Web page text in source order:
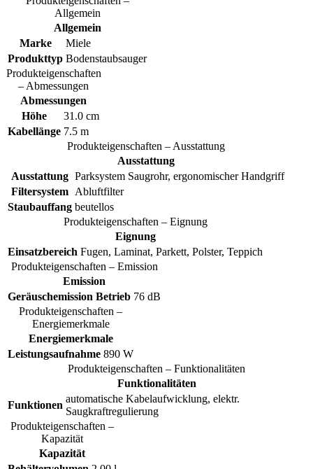
Allgemein
Allgemein
Marke
Miele
Produkttyp Bodenstaubsauger
Produkteigenschaften
– Abmessungen
Abmessungen
Höhe
31.0 cm
Kabellänge 7.5 m
Produkteigenschaften – Ausstattung
Ausstattung
Ausstattung Parksystem Saugrohr, ergonomischer Handgriff
Filtersystem Abluftfilter
Staubauffang beutellos
Produkteigenschaften – Eignung
Eignung
Einsatzbereich Fugen, Laminat, Parkett, Polster, Teppich
Produkteigenschaften – Emission
Emission
Geräuschemission Betrieb 76 dB
Produkteigenschaften –
Energiemerkmale
Energiemerkmale
Leistungsaufnahme 890 W
Produkteigenschaften – Funktionalitäten
Funktionalitäten
Funktionen
automatische Kabelaufwicklung, elektr.
Saugkraftregulierung
Produkteigenschaften –
Kapazität
Kapazität